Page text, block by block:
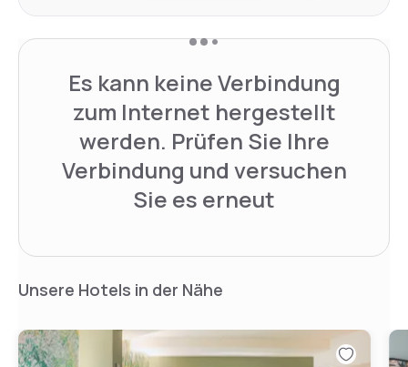
Es kann keine Verbindung
zum Internet hergestellt
werden. Prüfen Sie Ihre
Verbindung und versuchen
Sie es erneut
Unsere Hotels in der Nähe